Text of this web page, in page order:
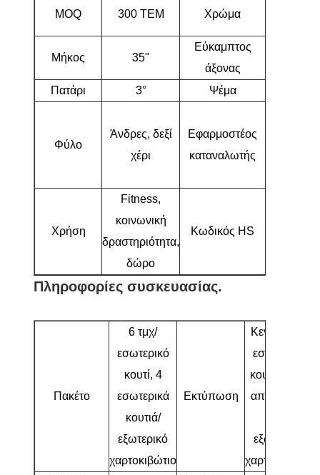
MOQ 300 ΤΕΜ Χρώμα
Μήκος 35"
Εύκαμπτος
άξονας
Πατάρι 3° Ψέμα
Φύλο
Άνδρες, δεξί
χέρι
Εφαρμοστέος
καταναλωτής
Χρήση
Fitness,
κοινωνική
δραστηριότητα,
δώρο
Κωδικός HS
Πληροφορίες συσκευασίας.
Πακέτο
6 τμχ/
εσωτερικό
κουτί, 4
εσωτερικά
κουτιά/
εξωτερικό
χαρτοκιβώτιο
Εκτύπωση
Κενό για το
εσωτερικό
κουτί, σήμα
αποστολής
εξωτερικό
χαρτοκιβώτιο